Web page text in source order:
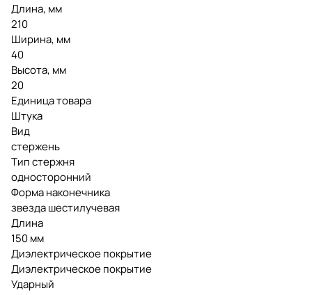
Длина, мм
210
Ширина, мм
40
Высота, мм
20
Единица товара
Штука
Вид
стержень
Тип стержня
односторонний
Форма наконечника
звезда шестилучевая
Длина
150 мм
Диэлектрическое покрытие
Диэлектрическое покрытие
Ударный